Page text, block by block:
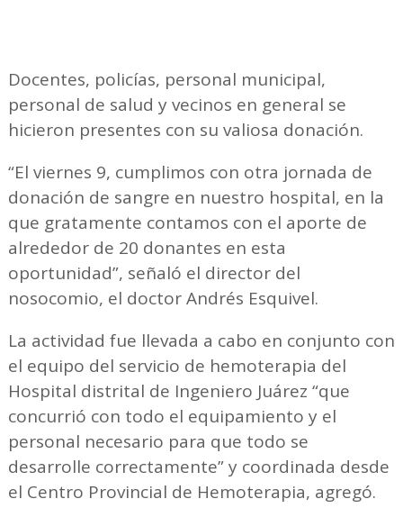
Docentes, policías, personal municipal,
personal de salud y vecinos en general se
hicieron presentes con su valiosa donación.
“El viernes 9, cumplimos con otra jornada de
donación de sangre en nuestro hospital, en la
que gratamente contamos con el aporte de
alrededor de 20 donantes en esta
oportunidad”, señaló el director del
nosocomio, el doctor Andrés Esquivel.
La actividad fue llevada a cabo en conjunto con
el equipo del servicio de hemoterapia del
Hospital distrital de Ingeniero Juárez “que
concurrió con todo el equipamiento y el
personal necesario para que todo se
desarrolle correctamente” y coordinada desde
el Centro Provincial de Hemoterapia, agregó.